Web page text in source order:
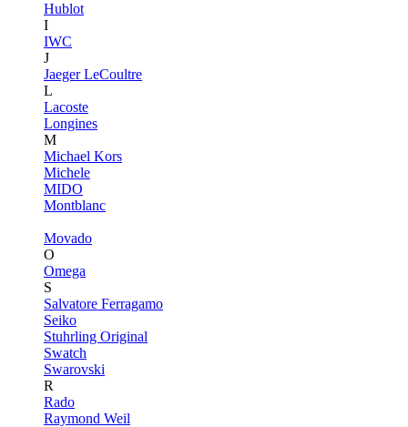
Hublot
I
IWC
J
Jaeger LeCoultre
L
Lacoste
Longines
M
Michael Kors
Michele
MIDO
Montblanc
Movado
O
Omega
S
Salvatore Ferragamo
Seiko
Stuhrling Original
Swatch
Swarovski
R
Rado
Raymond Weil